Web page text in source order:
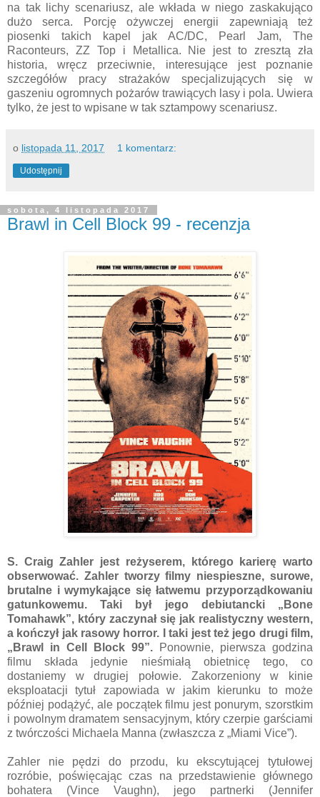
na tak lichy scenariusz, ale wkłada w niego zaskakująco
dużo serca. Porcję ożywczej energii zapewniają też
piosenki takich kapel jak AC/DC, Pearl Jam, The
Raconteurs, ZZ Top i Metallica. Nie jest to zresztą zła
historia, wręcz przeciwnie, interesujące jest poznanie
szczegółów pracy strażaków specjalizujących się w
gaszeniu ogromnych pożarów trawiących lasy i pola. Uwiera
tylko, że jest to wpisane w tak sztampowy scenariusz.
o listopada 11, 2017 1 komentarz:
Udostępnij
sobota, 4 listopada 2017
Brawl in Cell Block 99 - recenzja
S. Craig Zahler jest reżyserem, którego karierę warto
obserwować. Zahler tworzy filmy niespieszne, surowe,
brutalne i wymykające się łatwemu przyporządkowaniu
gatunkowemu. Taki był jego debiutancki „Bone
Tomahawk”, który zaczynał się jak realistyczny western,
a kończył jak rasowy horror. I taki jest też jego drugi film,
„Brawl in Cell Block 99”. Ponownie, pierwsza godzina
filmu składa jedynie nieśmiałą obietnicę tego, co
dostaniemy w drugiej połowie. Zakorzeniony w kinie
eksploatacji tytuł zapowiada w jakim kierunku to może
później podążyć, ale początek filmu jest ponurym, szorstkim
i powolnym dramatem sensacyjnym, który czerpie garściami
z twórczości Michaela Manna (zwłaszcza z „Miami Vice”).
Zahler nie pędzi do przodu, ku ekscytującej tytułowej
rozróbie, poświęcając czas na przedstawienie głównego
bohatera (Vince Vaughn), jego partnerki (Jennifer